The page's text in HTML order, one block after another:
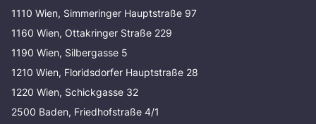
1110 Wien, Simmeringer Hauptstraße 97
1160 Wien, Ottakringer Straße 229
1190 Wien, Silbergasse 5
1210 Wien, Floridsdorfer Hauptstraße 28
1220 Wien, Schickgasse 32
2500 Baden, Friedhofstraße 4/1